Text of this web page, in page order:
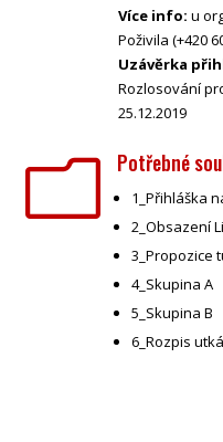
Více info: u
Poživila (+420
Uzávěrka
Rozlosování
25.12.2019
m Potřebné
1_Přihláška
2_Obsazení
3_Propozice
4_Skupina A
5_Skupina B
6_Rozpis